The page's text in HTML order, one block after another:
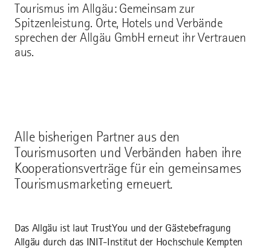
Tourismus im Allgäu: Gemeinsam zur
Spitzenleistung. Orte, Hotels und Verbände
sprechen der Allgäu GmbH erneut ihr Vertrauen
aus.
Alle bisherigen Partner aus den
Tourismusorten und Verbänden haben ihre
Kooperationsverträge für ein gemeinsames
Tourismusmarketing erneuert.
Das Allgäu ist laut TrustYou und der Gästebefragung
Allgäu durch das INIT-Institut der Hochschule Kempten